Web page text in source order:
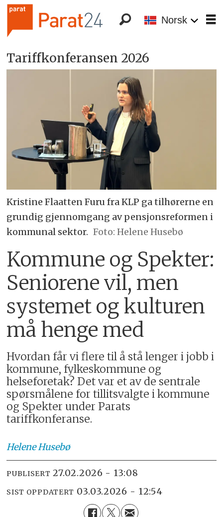
Norsk
Tariffkonferansen 2026
Kristine Flaatten Furu fra KLP ga tilhørerne en
grundig gjennomgang av pensjonsreformen i
kommunal sektor. Foto: Helene Husebø
Kommune og Spekter:
Seniorene vil, men
systemet og kulturen
må henge med
Hvordan får vi flere til å stå lenger i jobb i
kommune, fylkeskommune og
helseforetak? Det var et av de sentrale
spørsmålene for tillitsvalgte i kommune
og Spekter under Parats
tariffkonferanse.
HeleneHusebø
PUBLISERT 27.02.2026 - 13:08
SIST OPPDATERT 03.03.2026 - 12:54